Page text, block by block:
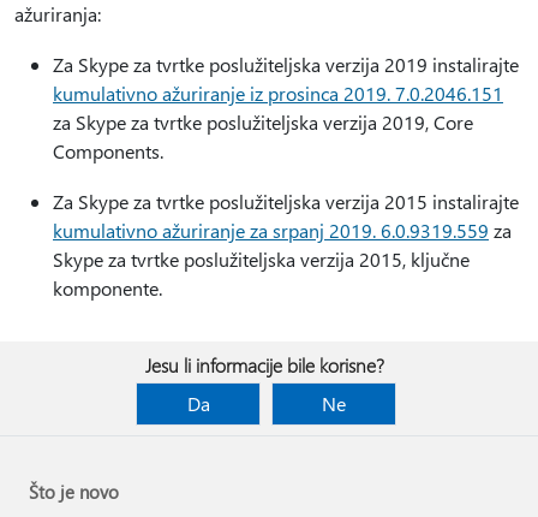
ažuriranja:
Za Skype za tvrtke poslužiteljska verzija 2019 instalirajte
kumulativno ažuriranje iz prosinca 2019. 7.0.2046.151
za Skype za tvrtke poslužiteljska verzija 2019, Core
Components.
Za Skype za tvrtke poslužiteljska verzija 2015 instalirajte
kumulativno ažuriranje za srpanj 2019. 6.0.9319.559 za
Skype za tvrtke poslužiteljska verzija 2015, ključne
komponente.
Jesu li informacije bile korisne?
Da
Ne
Što je novo